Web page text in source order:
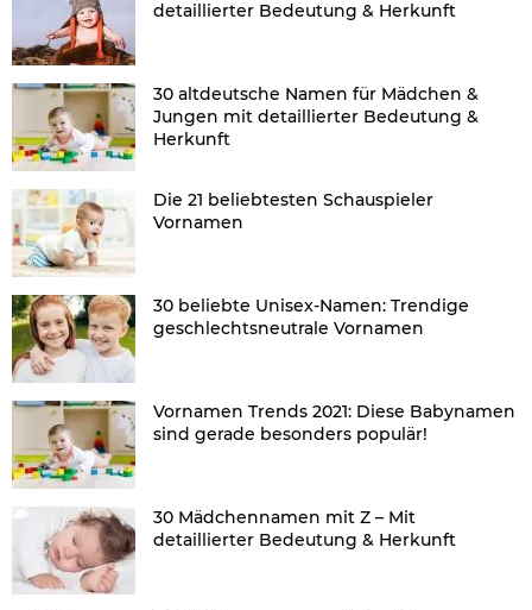
detaillierter Bedeutung & Herkunft
30 altdeutsche Namen für Mädchen &
Jungen mit detaillierter Bedeutung &
Herkunft
Die 21 beliebtesten Schauspieler
Vornamen
30 beliebte Unisex-Namen: Trendige
geschlechtsneutrale Vornamen
Vornamen Trends 2021: Diese Babynamen
sind gerade besonders populär!
30 Mädchennamen mit Z – Mit
detaillierter Bedeutung & Herkunft